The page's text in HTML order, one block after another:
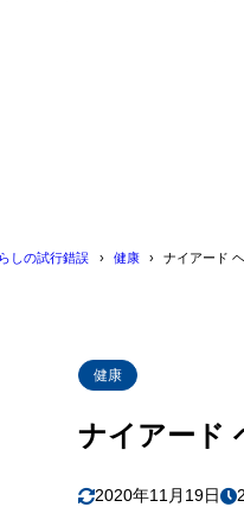
しの試行錯誤 健康 ナイアード
健康
ナイアード
2020年11月19日